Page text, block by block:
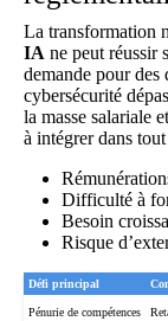
La transformation
IA ne peut réussir
demande pour des
cybersécurité
la masse salariale
à intégrer dans
Difficulté à
Besoin
Risque
Défi principal
Pénurie de compétences